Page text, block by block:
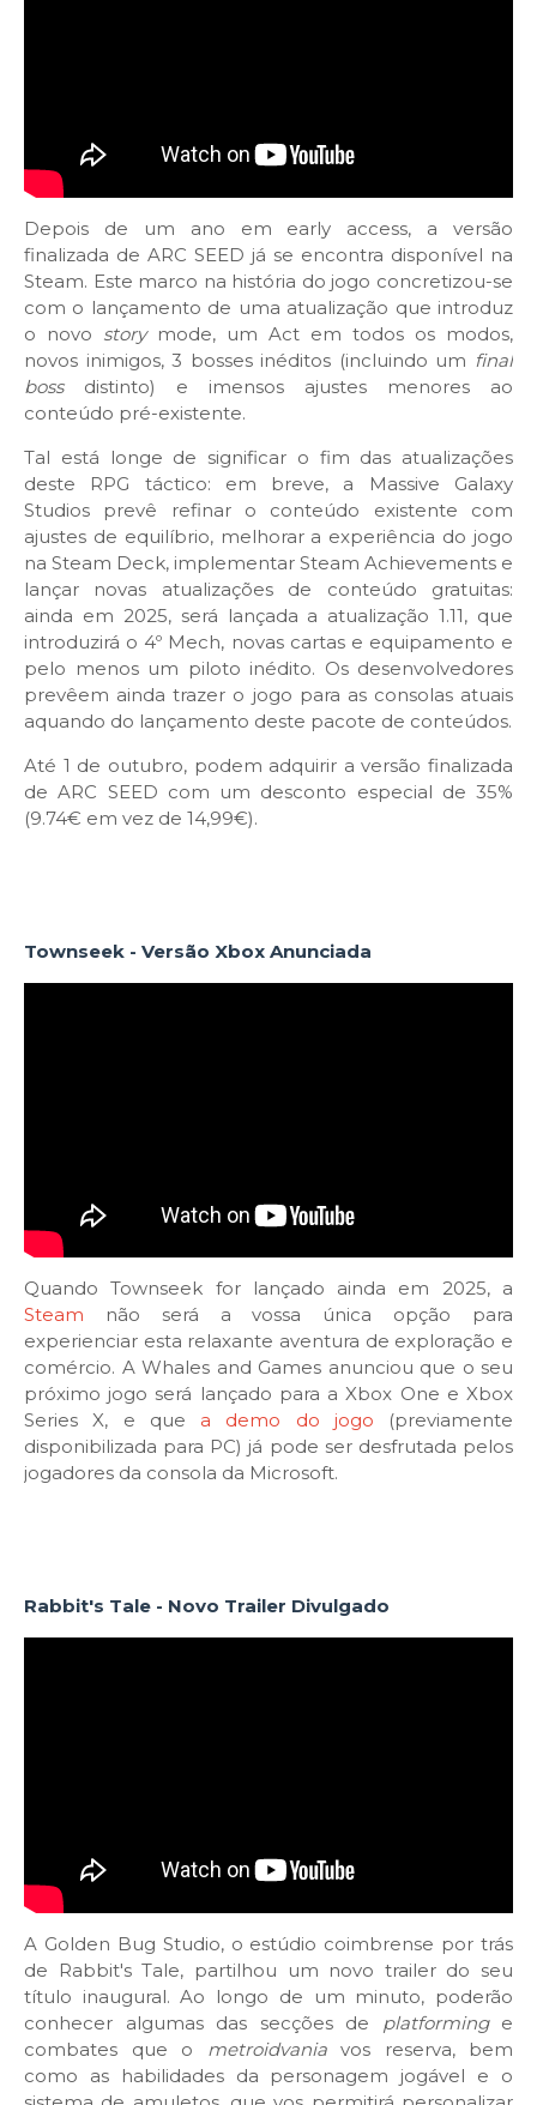
Depois de um ano em early access, a versão
finalizada de ARC SEED já se encontra disponível na
Steam. Este marco na história do jogo concretizou-se
com o lançamento de uma atualização que introduz
o novo story mode, um Act em todos os modos,
novos inimigos, 3 bosses inéditos (incluindo um final
boss distinto) e imensos ajustes menores ao
conteúdo pré-existente.
Tal está longe de significar o fim das atualizações
deste RPG táctico: em breve, a Massive Galaxy
Studios prevê refinar o conteúdo existente com
ajustes de equilíbrio, melhorar a experiência do jogo
na Steam Deck, implementar Steam Achievements e
lançar novas atualizações de conteúdo gratuitas:
ainda em 2025, será lançada a atualização 1.11, que
introduzirá o 4º Mech, novas cartas e equipamento e
pelo menos um piloto inédito. Os desenvolvedores
prevêem ainda trazer o jogo para as consolas atuais
aquando do lançamento deste pacote de conteúdos.
Até 1 de outubro, podem adquirir a versão finalizada
de ARC SEED com um desconto especial de 35%
(9.74€ em vez de 14,99€).
Townseek - Versão Xbox Anunciada
Quando Townseek for lançado ainda em 2025, a
Steam não será a vossa única opção para
experienciar esta relaxante aventura de exploração e
comércio. A Whales and Games anunciou que o seu
próximo jogo será lançado para a Xbox One e Xbox
Series X, e que a demo do jogo (previamente
disponibilizada para PC) já pode ser desfrutada pelos
jogadores da consola da Microsoft.
Rabbit's Tale - Novo Trailer Divulgado
A Golden Bug Studio, o estúdio coimbrense por trás
de Rabbit's Tale, partilhou um novo trailer do seu
título inaugural. Ao longo de um minuto, poderão
conhecer algumas das secções de platforminge
combates que o metroidvaniavos reserva, bem
como as habilidades da personagem jogável e o